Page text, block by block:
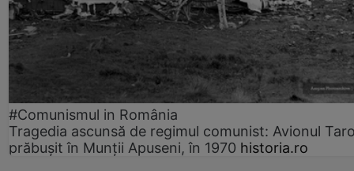
#Comunismul in România
Tragedia ascunsă de regimul comunist: Avionul
prăbușit în Munții Apuseni, în 1970 historia.ro